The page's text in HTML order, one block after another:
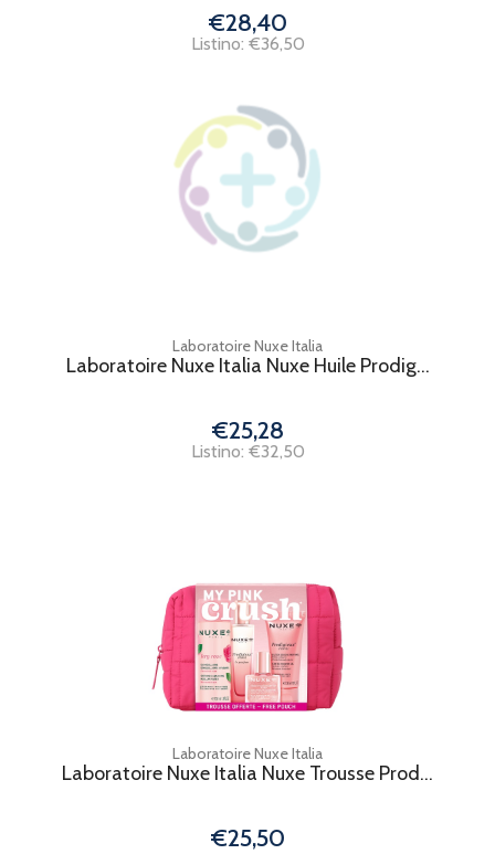
€28,40
Listino: €36,50
Laboratoire Nuxe Italia
Laboratoire Nuxe Italia Nuxe Huile Prodig...
€25,28
Listino: €32,50
Laboratoire Nuxe Italia
Laboratoire Nuxe Italia Nuxe Trousse Prod...
€25,50